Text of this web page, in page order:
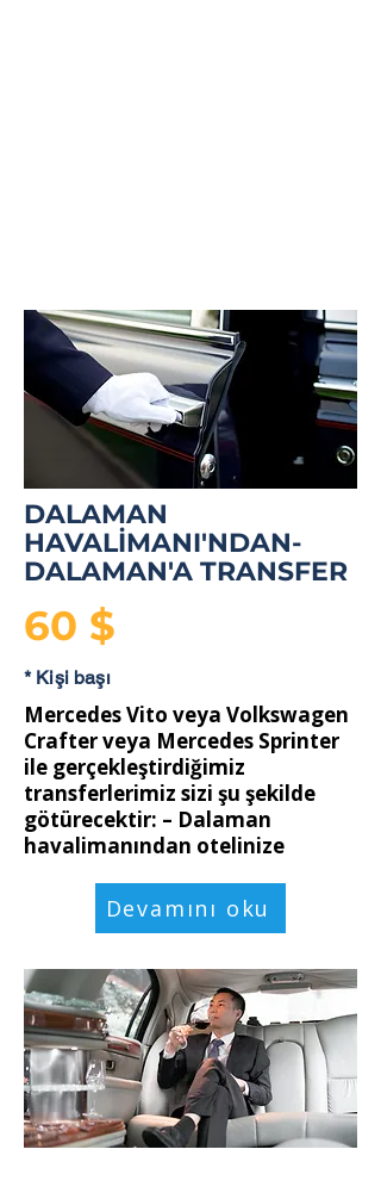
DALAMAN
HAVALİMANI'NDAN-
DALAMAN'A TRANSFER
60 $
* Kişi başı
Mercedes Vito veya Volkswagen
Crafter veya Mercedes Sprinter
ile gerçekleştirdiğimiz
transferlerimiz sizi şu şekilde
götürecektir: – Dalaman
havalimanından otelinize
Devamını oku